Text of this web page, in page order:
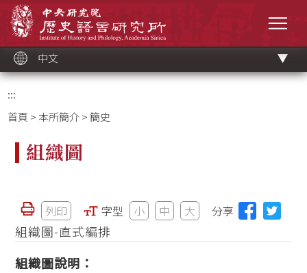
中文
:::
首頁 > 本所簡介> 簡史
組織圖
列印 字型 小 中 大 分享
組織圖-直式編排
組織圖說明：